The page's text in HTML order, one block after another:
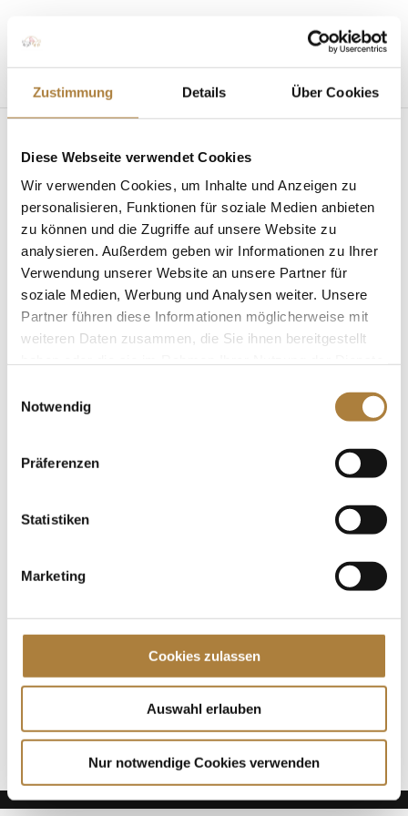
Zustimmung Details Über Cookies
Diese Webseite verwendet Cookies
Wir verwenden Cookies, um Inhalte und Anzeigen zu
personalisieren, Funktionen für soziale Medien anbieten
zu können und die Zugriffe auf unsere Website zu
analysieren. Außerdem geben wir Informationen zu Ihrer
Verwendung unserer Website an unsere Partner für
soziale Medien, Werbung und Analysen weiter. Unsere
Partner führen diese Informationen möglicherweise mit
weiteren Daten zusammen, die Sie ihnen bereitgestellt
Notwendig
Präferenzen
Statistiken
Marketing
Cookies zulassen
Auswahl erlauben
Nur notwendige Cookies verwenden
Seite wählen
Bundeschampionate 2020: Die besondere
Pferdefamilie vom Gestüt Wendeln
von Inga Schmidt | 08. September 2020 | Allgemein
„Bundeschampionate – Näher dran“ mit Paul und
Hilde Wendeln Mit ihrer Stute C’est bon landen Paul
und Hilde Wendeln, Gründungsstifter der Stiftung
Deutscher Spitzenpferdesport, einen züchterischen
Spenden
Aktuelle News
Springpokal
Talentpool-Athlet Calvin Böckmann wird U25-
Weltmeister
100. Geburtstag von HGW: Warendorf erinnert an
eine Legende des Pferdesports